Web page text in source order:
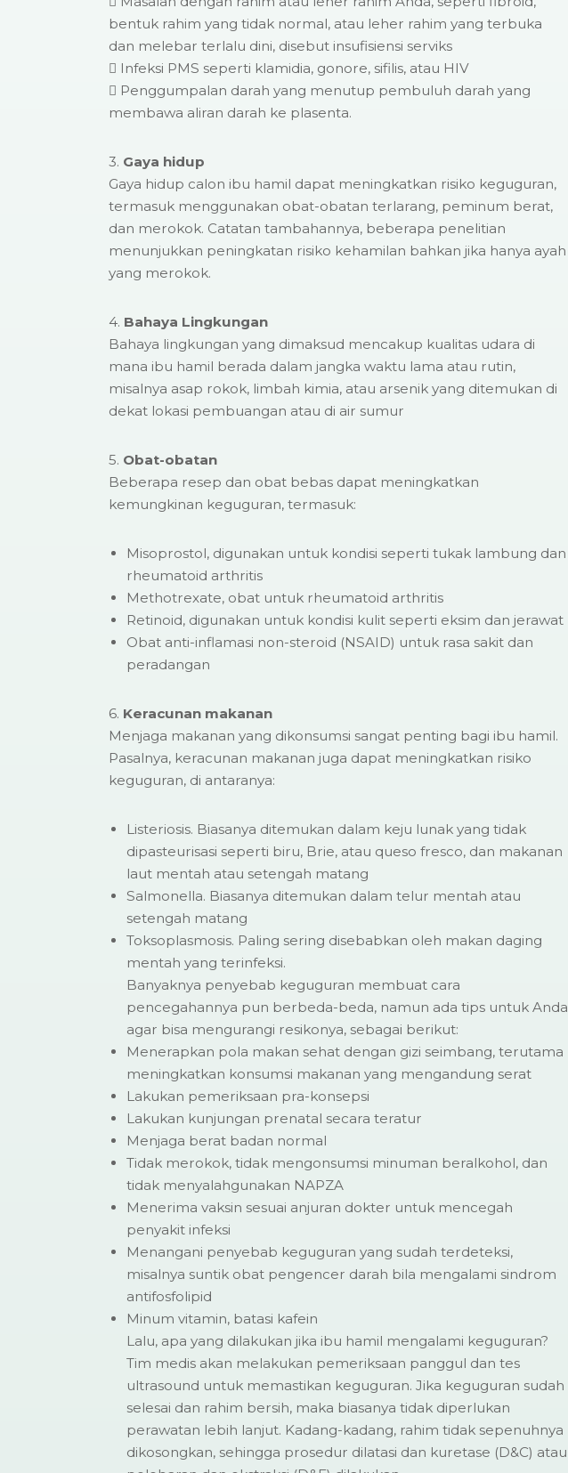
bentuk rahim yang tidak normal, atau leher rahim yang terbuka
dan melebar terlalu dini, disebut insufisiensi serviks
 Infeksi PMS seperti klamidia, gonore, sifilis, atau HIV
 Penggumpalan darah yang menutup pembuluh darah yang
membawa aliran darah ke plasenta.
3. Gaya hidup
Gaya hidup calon ibu hamil dapat meningkatkan risiko keguguran,
termasuk menggunakan obat-obatan terlarang, peminum berat,
dan merokok. Catatan tambahannya, beberapa penelitian
menunjukkan peningkatan risiko kehamilan bahkan jika hanya ayah
yang merokok.
4. Bahaya Lingkungan
Bahaya lingkungan yang dimaksud mencakup kualitas udara di
mana ibu hamil berada dalam jangka waktu lama atau rutin,
misalnya asap rokok, limbah kimia, atau arsenik yang ditemukan di
dekat lokasi pembuangan atau di air sumur
5. Obat-obatan
Beberapa resep dan obat bebas dapat meningkatkan
kemungkinan keguguran, termasuk:
Misoprostol, digunakan untuk kondisi seperti tukak lambung dan
rheumatoid arthritis
Methotrexate, obat untuk rheumatoid arthritis
Retinoid, digunakan untuk kondisi kulit seperti eksim dan jerawat
Obat anti-inflamasi non-steroid (NSAID) untuk rasa sakit dan
peradangan
6. Keracunan makanan
Menjaga makanan yang dikonsumsi sangat penting bagi ibu hamil.
Pasalnya, keracunan makanan juga dapat meningkatkan risiko
keguguran, di antaranya:
Listeriosis. Biasanya ditemukan dalam keju lunak yang tidak
dipasteurisasi seperti biru, Brie, atau queso fresco, dan makanan
laut mentah atau setengah matang
Salmonella. Biasanya ditemukan dalam telur mentah atau
setengah matang
Toksoplasmosis. Paling sering disebabkan oleh makan daging
mentah yang terinfeksi.
Banyaknya penyebab keguguran membuat cara
pencegahannya pun berbeda-beda, namun ada tips untuk Anda
agar bisa mengurangi resikonya, sebagai berikut:
Menerapkan pola makan sehat dengan gizi seimbang, terutama
meningkatkan konsumsi makanan yang mengandung serat
Lakukan pemeriksaan pra-konsepsi
Lakukan kunjungan prenatal secara teratur
Menjaga berat badan normal
Tidak merokok, tidak mengonsumsi minuman beralkohol, dan
tidak menyalahgunakan NAPZA
Menerima vaksin sesuai anjuran dokter untuk mencegah
penyakit infeksi
Menangani penyebab keguguran yang sudah terdeteksi,
misalnya suntik obat pengencer darah bila mengalami sindrom
antifosfolipid
Minum vitamin, batasi kafein
Lalu, apa yang dilakukan jika ibu hamil mengalami keguguran?
Tim medis akan melakukan pemeriksaan panggul dan tes
ultrasound untuk memastikan keguguran. Jika keguguran sudah
selesai dan rahim bersih, maka biasanya tidak diperlukan
perawatan lebih lanjut. Kadang-kadang, rahim tidak sepenuhnya
dikosongkan, sehingga prosedur dilatasi dan kuretase (D&C) atau